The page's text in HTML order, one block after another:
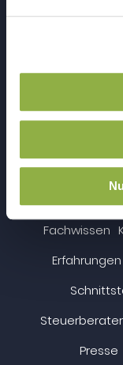
Fachwissen
Erfahrungen
Presse